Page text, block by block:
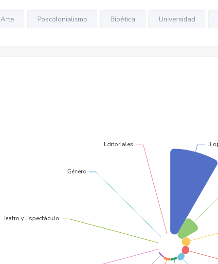
Arte Poscolonialismo Bioética Universidad